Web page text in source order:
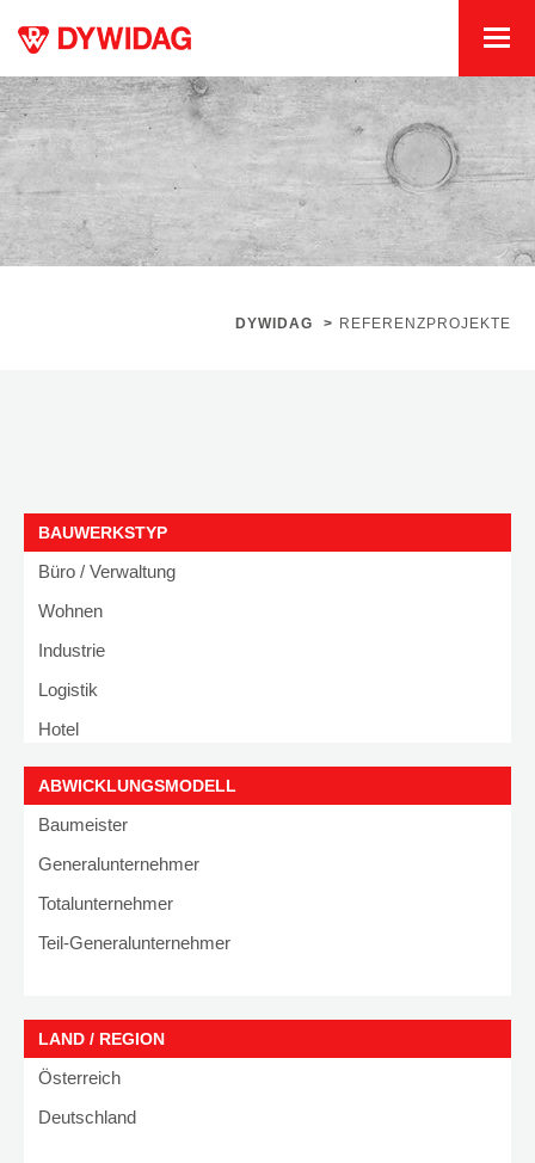
DYWIDAG > REFERENZPROJEKTE
BAUWERKSTYP
Büro / Verwaltung
Wohnen
Industrie
Logistik
Hotel
Bildung
Gesundheit
ABWICKLUNGSMODELL
Baumeister
Generalunternehmer
Totalunternehmer
Teil-Generalunternehmer
LAND / REGION
Österreich
Deutschland